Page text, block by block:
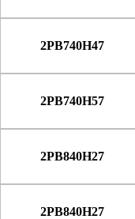
2PB740H47
2PB740H57
2PB840H27
2PB840H27